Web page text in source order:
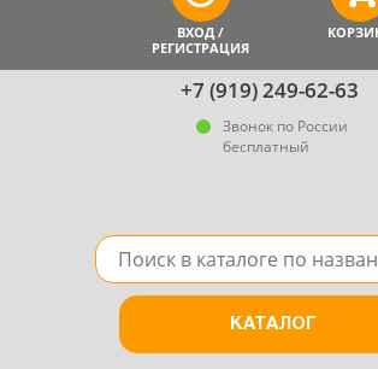
+7 (919) 249-62-63
Звонок по России
бесплатный
ВХОД /
РЕГИСТРАЦИЯ
Поле для поиска товара в каталоге
КАТАЛОГ